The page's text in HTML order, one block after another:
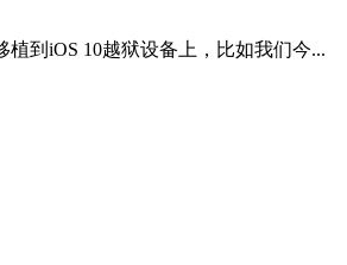
到iOS 10越狱设备上，比如我们今...